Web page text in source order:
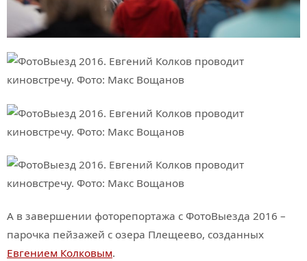
А в завершении фоторепортажа с ФотоВыезда 2016 –
парочка пейзажей с озера Плещеево, созданных
Евгением Колковым.